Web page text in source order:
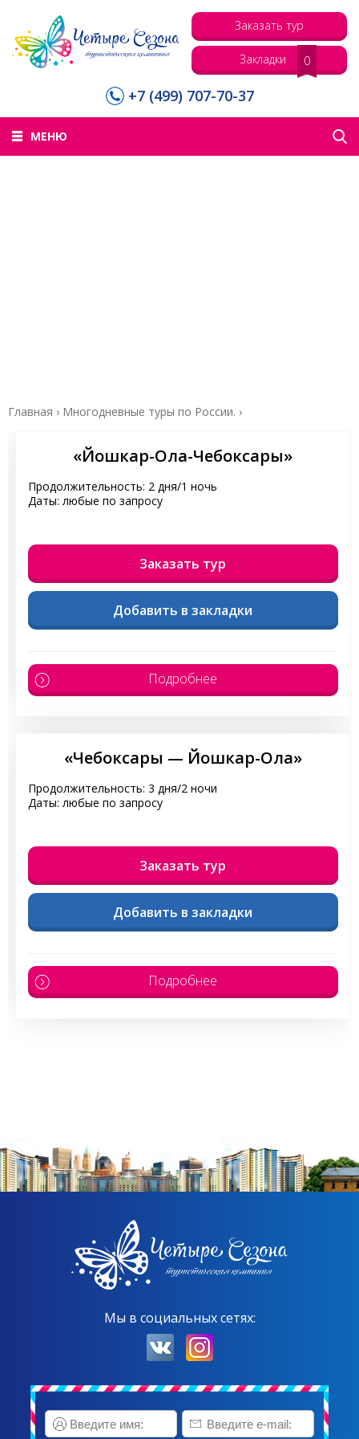
Заказать тур
Закладки 0
+7 (499) 707-70-37
МЕНЮ
Главная › Многодневные туры по России. ›
«Йошкар-Ола-Чебоксары»
Продолжительность: 2 дня/1 ночь
Даты: любые по запросу
Заказать тур
Добавить в закладки
Подробнее
«Чебоксары — Йошкар-Ола»
Продолжительность: 3 дня/2 ночи
Даты: любые по запросу
Заказать тур
Добавить в закладки
Подробнее
Мы в социальных сетях: